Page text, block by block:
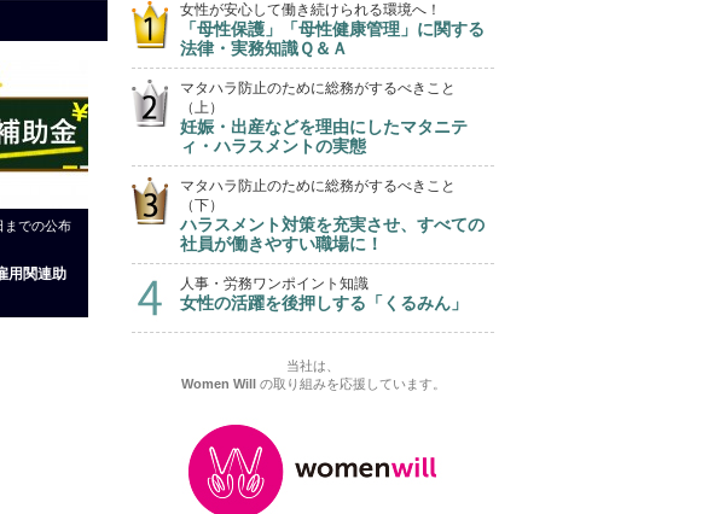
までの公布
用関連助
女性が安心して働き続けられる環境へ！
「母性保護」「母性健康管理」に関する
法律・実務知識Ｑ＆Ａ
マタハラ防止のために総務がするべきこと
（上）
妊娠・出産などを理由にしたマタニテ
ィ・ハラスメントの実態
マタハラ防止のために総務がするべきこと
（下）
ハラスメント対策を充実させ、すべての
社員が働きやすい職場に！
人事・労務ワンポイント知識
女性の活躍を後押しする「くるみん」
当社は、
Women Willの取り組みを応援しています。